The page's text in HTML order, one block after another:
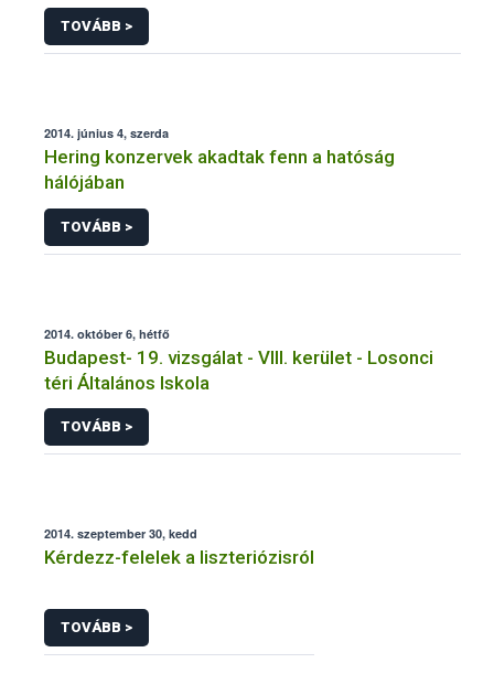
eredményei
TOVÁBB >
2014. június 4, szerda
Hering konzervek akadtak fenn a hatóság
hálójában
TOVÁBB >
2014. október 6, hétfő
Budapest- 19. vizsgálat - VIII. kerület - Losonci
téri Általános Iskola
TOVÁBB >
2014. szeptember 30, kedd
Kérdezz-felelek a liszteriózisról
TOVÁBB >